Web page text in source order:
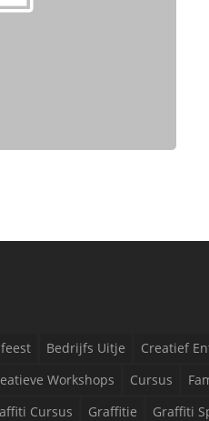
Bedrijfs Uitje
Creatief
Workshops Cursus
Cursus Graffitie
Graffiti